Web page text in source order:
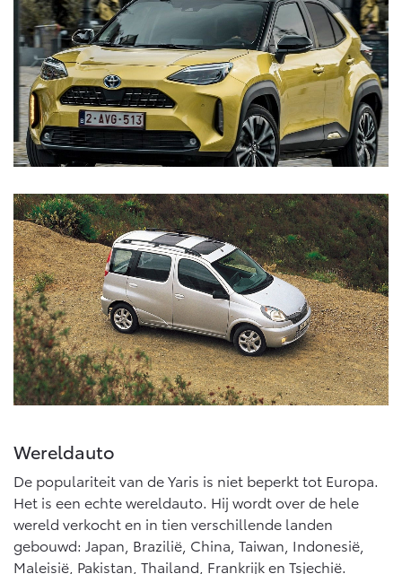
Wereldauto
De populariteit van de Yaris is niet beperkt tot Europa.
Het is een echte wereldauto. Hij wordt over de hele
wereld verkocht en in tien verschillende landen
gebouwd: Japan, Brazilië, China, Taiwan, Indonesië,
Maleisië, Pakistan, Thailand, Frankrijk en Tsjechië.